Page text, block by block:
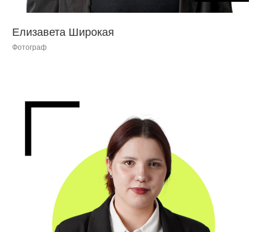
Елизавета Широкая
Фотограф